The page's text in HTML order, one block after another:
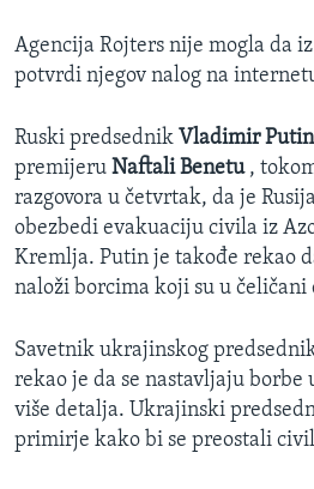
Agencija Rojters nije mogla da
potvrdi njegov nalog na
Ruski predsednik Vladimir Putin
premijeru Naftali Benetu ,
razgovora u četvrtak, da je
obezbedi evakuaciju civila iz
Kremlja. Putin je takođe rekao
naloži borcima koji su u čeličani
Savetnik ukrajinskog
rekao je da se nastavljaju
više detalja. Ukrajinski
primirje kako bi se preostali